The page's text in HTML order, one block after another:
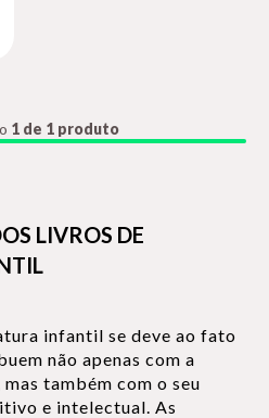
1 de 1 produto
LIVROS DE
infantil se deve ao fato
não apenas com a
também com o seu
e intelectual. As